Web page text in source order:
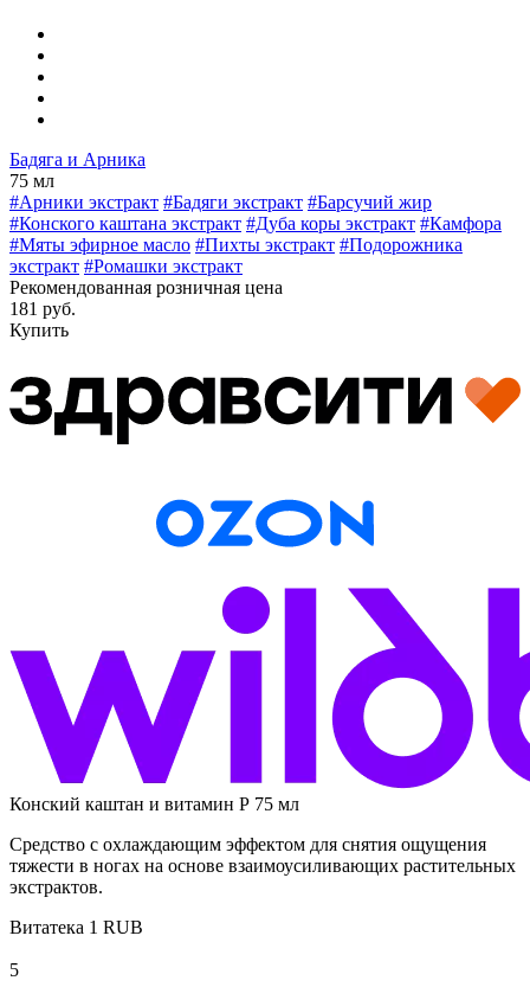
Бадяга и Арника
75 мл
#Арники экстракт #Бадяги экстракт #Барсучий жир
#Конского каштана экстракт #Дуба коры экстракт #Камфора
#Мяты эфирное масло #Пихты экстракт #Подорожника
экстракт #Ромашки экстракт
Рекомендованная розничная цена
181 руб.
Купить
Конский каштан и витамин Р 75 мл
Средство с охлаждающим эффектом для снятия ощущения
тяжести в ногах на основе взаимоусиливающих растительных
экстрактов.
Витатека 1 RUB
5